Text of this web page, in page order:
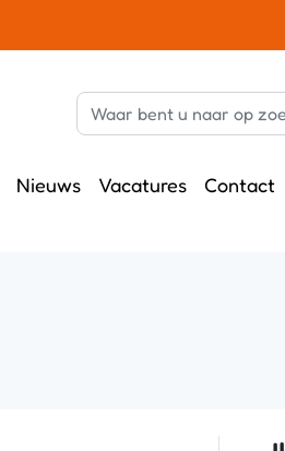
Nieuws Vacatures Contact